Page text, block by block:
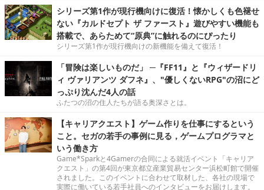
シリーズ第1作が現行機向けに復活！懐かしくも色褪せ
ない『カルドセプト ザ ファースト』遊びやすい機能も
搭載で、あらためて“原典”に触れるのにぴったり
シリーズ第1作が現行機向けの新機能を備えて復活！
「冒険は楽しいものだ」 ─『FF11』と『ウィザードリ
ィ ヴァリアンツ ダフネ』、"優しくないRPG"の沼にど
っぷり沈んだ4人の話
ふたつの沼の住人たちが語る奥深さとは。
【キャリアクエスト】ゲーム作りを仕事にするという
こと。セガの若手の事例に見る，ゲームプログラマと
いう働き方
Game*Sparkと4Gamerの合同による就活イベント「キャリア
クエスト」の第4回が東京都立産業貿易センター浜松町館で開催
されました。このイベントに合わせて取材した、各社の現場で
実際に働いている若手社員へのインタビューをお届けします。